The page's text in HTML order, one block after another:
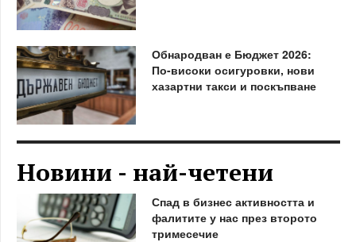
Обнародван е Бюджет 2026:
По-високи осигуровки, нови
хазартни такси и поскъпване
Новини - най-четени
Спад в бизнес активността и
фалитите у нас през второто
тримесечие